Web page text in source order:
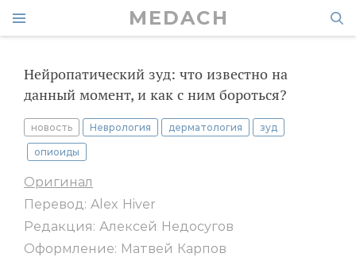
MEDACH
Нейропатический зуд: что известно на
данный момент, и как с ним бороться?
новость Неврология дерматология зуд
опиоиды
Оригинал
Перевод: Alex Hiver
Редакция: Алексей Недосугов
Оформление: Матвей Карпов